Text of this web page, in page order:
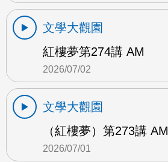
文學大觀園
紅樓夢第274講 AM
2026/07/02
文學大觀園
（紅樓夢）第273講 AM
2026/07/01